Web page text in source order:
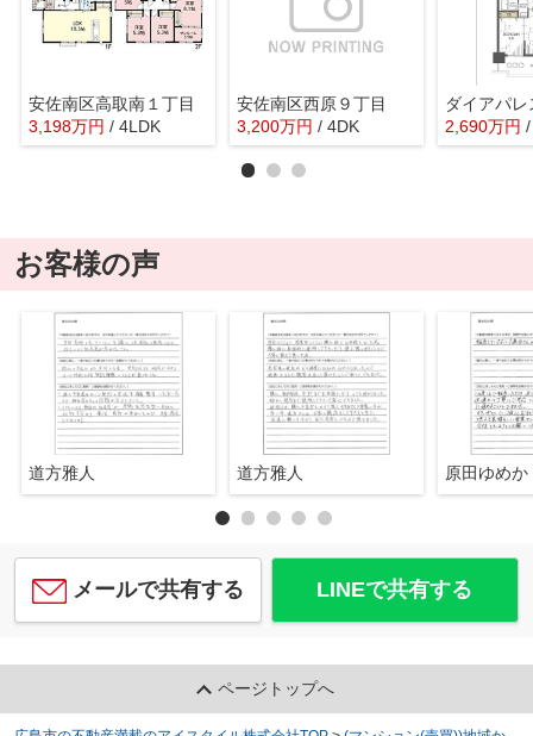
安佐南区高取南１丁目
3,198万円 / 4LDK
安佐南区西原９丁目
3,200万円 / 4DK 2,690万円
お客様の声
道方雅人 道方雅人 原田ゆめか
メールで共有する LINEで共有する
ページトップへ